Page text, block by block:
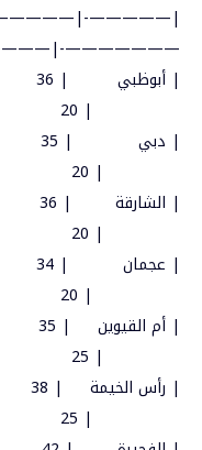
|———————-|
| أبوظبي | 36
| 20
| دبي | 35
| 20
| الشارقة | 36
| 20
| عجمان | 34
| 20
| أم القيوين | 35
| 25
| رأس الخيمة | 38
| 25